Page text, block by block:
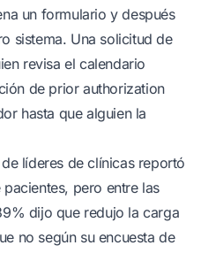
un formulario y después
sistema. Una solicitud de
revisa el calendario
de prior authorization
hasta que alguien la
líderes de clínicas reportó
pero entre las
dijo que redujo la carga
no según su encuesta de